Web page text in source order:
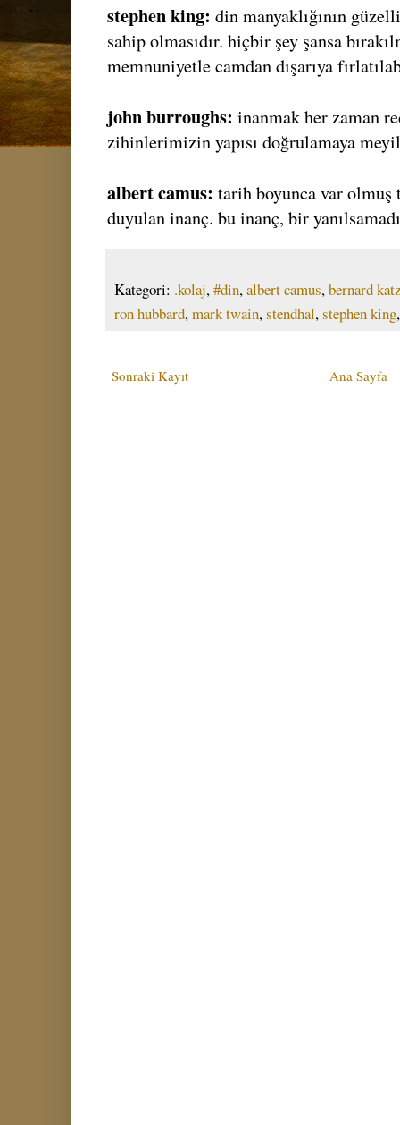
stephen king: din manyaklığının
sahip olmasıdır. hiçbir şey şansa
memnuniyetle camdan dışarıya
john burroughs: inanmak her zaman
zihinlerimizin yapısı doğrulamaya
albert camus: tarih boyunca var olmuş
duyulan inanç. bu inanç, bir
Kategori: .kolaj,#din,albert camus,bernard katz
ron hubbard,mark twain,stendhal,stephen king
Sonraki Kayıt Ana Sayfa